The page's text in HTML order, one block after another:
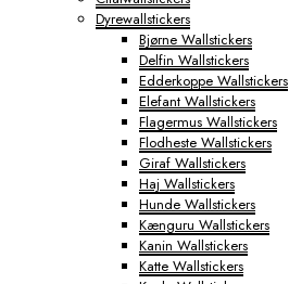
Dyrewallstickers
Bjørne Wallstickers
Delfin Wallstickers
Edderkoppe Wallstickers
Elefant Wallstickers
Flagermus Wallstickers
Flodheste Wallstickers
Giraf Wallstickers
Haj Wallstickers
Hunde Wallstickers
Kænguru Wallstickers
Kanin Wallstickers
Katte Wallstickers